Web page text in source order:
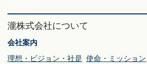
瀧株式会社について
会社案内
理想・ビジョン・社是 使命・ミッション